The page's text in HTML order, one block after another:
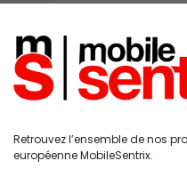
Accueil Recherche
Retrouvez l’ensemble de nos
européenne MobileSentrix.
Copyright © 2024 FMP-